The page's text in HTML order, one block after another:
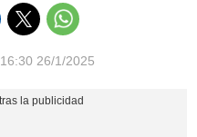
16:30 26/1/2025